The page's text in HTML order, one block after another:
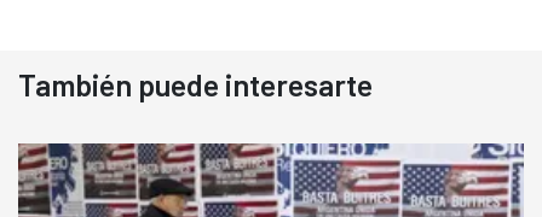
También puede interesarte